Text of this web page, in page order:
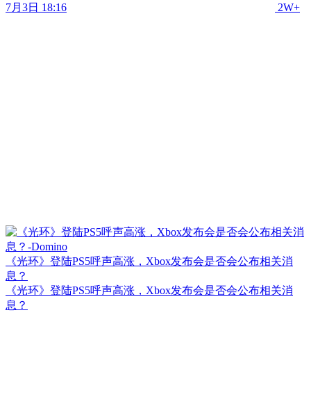
7月3日 18:16 2W+
《光环》登陆PS5呼声高涨，Xbox发布会是否会公布相关消
息？
《光环》登陆PS5呼声高涨，Xbox发布会是否会公布相关消
息？